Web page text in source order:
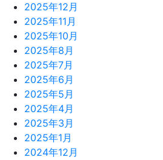
2025年12月
2025年11月
2025年10月
2025年8月
2025年7月
2025年6月
2025年5月
2025年4月
2025年3月
2025年1月
2024年12月